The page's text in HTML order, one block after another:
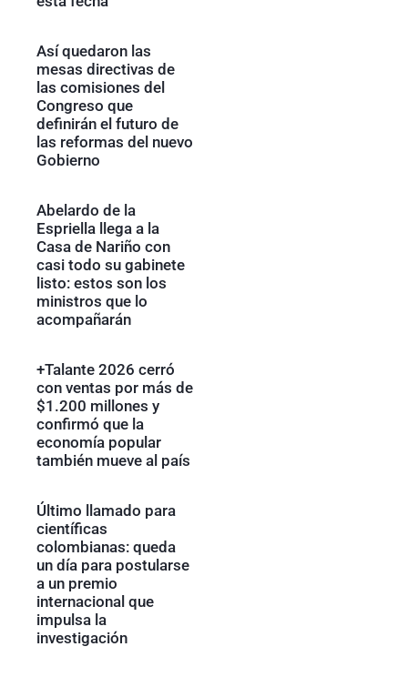
Así quedaron las
mesas directivas de
las comisiones del
Congreso que
definirán el futuro de
las reformas del nuevo
Gobierno
Abelardo de la
Espriella llega a la
Casa de Nariño con
casi todo su gabinete
listo: estos son los
ministros que lo
acompañarán
+Talante 2026 cerró
con ventas por más de
$1.200 millones y
confirmó que la
economía popular
también mueve al país
Último llamado para
científicas
colombianas: queda
un día para postularse
a un premio
internacional que
impulsa la
investigación